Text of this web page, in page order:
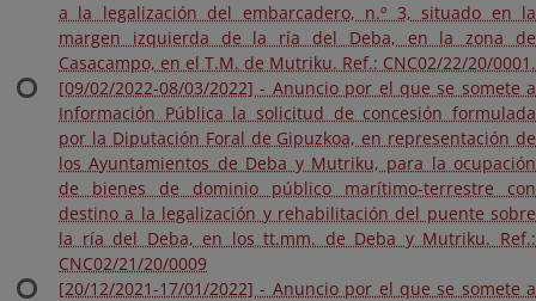
a la legalización del embarcadero, n.º 3, situado en la
margen izquierda de la ría del Deba, en la zona de
Casacampo, en el T.M. de Mutriku. Ref.: CNC02/22/20/0001.
[09/02/2022-08/03/2022] - Anuncio por el que se somete a
Información Pública la solicitud de concesión formulada
por la Diputación Foral de Gipuzkoa, en representación de
los Ayuntamientos de Deba y Mutriku, para la ocupación
de bienes de dominio público marítimo-terrestre con
destino a la legalización y rehabilitación del puente sobre
la ría del Deba, en los tt.mm. de Deba y Mutriku. Ref.:
CNC02/21/20/0009
[20/12/2021-17/01/2022] - Anuncio por el que se somete a